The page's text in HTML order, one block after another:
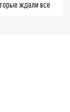
ждали все